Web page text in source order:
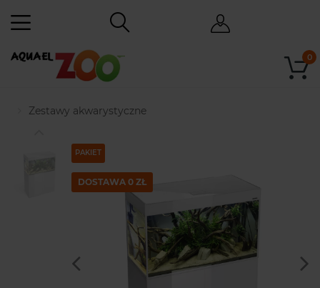
0
Zestawy akwarystyczne
PAKIET
DOSTAWA 0 ZŁ